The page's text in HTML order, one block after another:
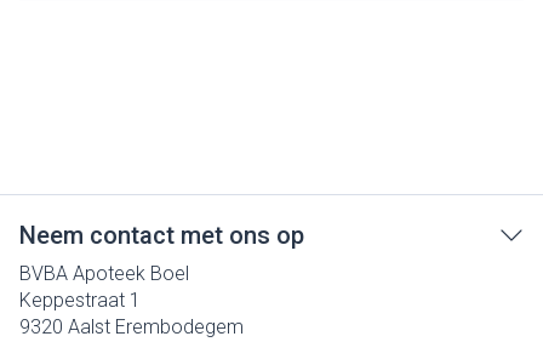
Neem contact met ons op
BVBA Apoteek Boel
Keppestraat 1
9320 Aalst Erembodegem